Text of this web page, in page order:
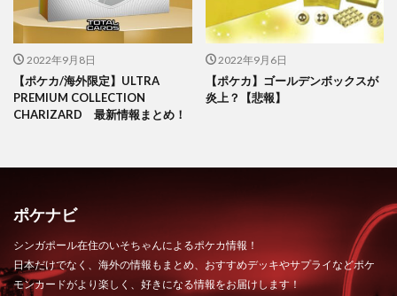
2022年9月8日
【ポケカ/海外限定】ULTRA
PREMIUM COLLECTION
CHARIZARD 最新情報まとめ！
2022年9月6日
【ポケカ】ゴールデンボックスが
炎上？【悲報】
ポケナビ
シンガポール在住のいそちゃんによるポケカ情報！
日本だけでなく、海外の情報もまとめ、おすすめデッキやサプライなどポケ
モンカードがより楽しく、好きになる情報をお届けします！